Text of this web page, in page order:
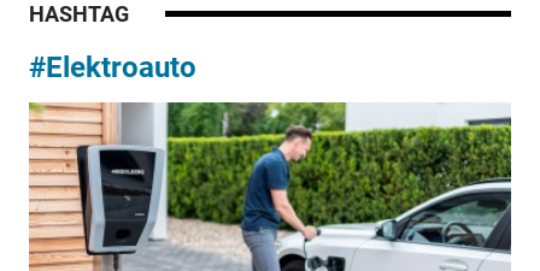
HASHTAG
#Elektroauto